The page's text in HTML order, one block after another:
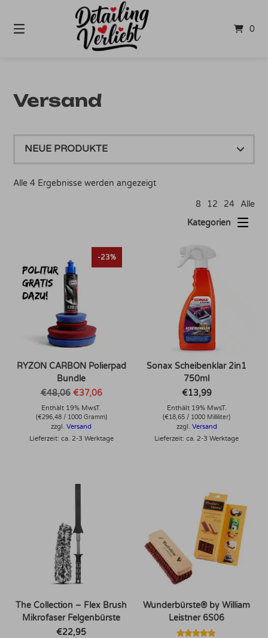
Inhalt
0
Versand
Alle 4 Ergebnisse werden angezeigtNach
8 12 24 Alle
-23%
RYZON CARBON Polierpad
Bundle
€48,06 Ursprünglicher
Preis
war:
€48,06
€37,06Aktueller
€37,06.
Enthält 19% MwsT.
(€296,48/ 1000 Gramm)
zzgl.Versand
Lieferzeit: ca. 2-3 Werktage
Sonax Scheibenklar 2in1
750ml
€13,99
Enthält 19% MwsT.
(€18,65 / 1000 Milliliter)
zzgl. Versand
Lieferzeit: ca. 2-3 Werktage
The Collection – Flex Brush
Mikrofaser Felgenbürste
€22,95
Wunderbürste® by William
Leistner 6S06
Kategorien